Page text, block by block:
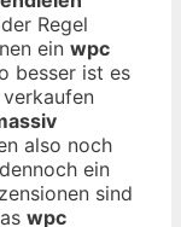
Regel
ein wpc
besser ist es
also noch
ein
sind
wpc